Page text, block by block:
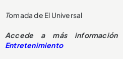
Tomada de El Universal
Accede a más
Entretenimiento